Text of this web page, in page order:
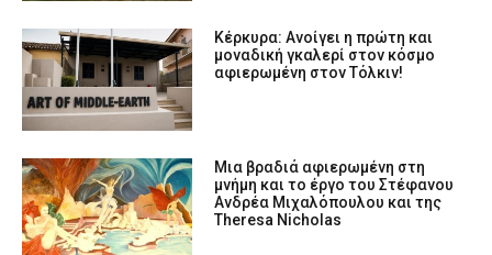
Κέρκυρα: Ανοίγει η πρώτη και
μοναδική γκαλερί στον κόσμο
αφιερωμένη στον Τόλκιν!
Μια βραδιά αφιερωμένη στη
μνήμη και το έργο του Στέφανου
Ανδρέα Μιχαλόπουλου και της
Theresa Nicholas